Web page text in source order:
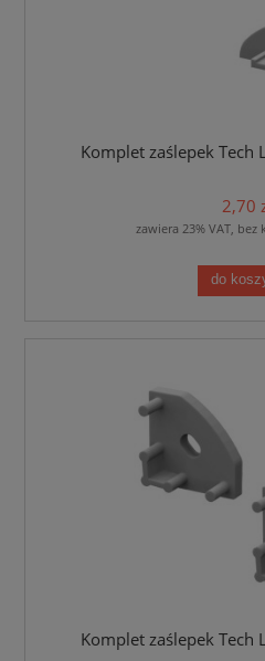
Komplet zaślepek Tech
2,70
zawiera 23% VAT,
do
Komplet zaślepek Tech